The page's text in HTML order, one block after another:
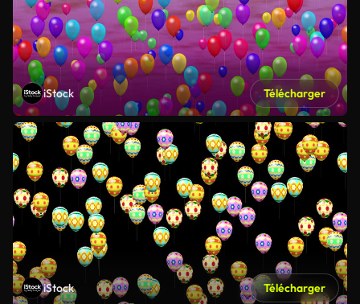
iStock Télécharger
iStock Télécharger